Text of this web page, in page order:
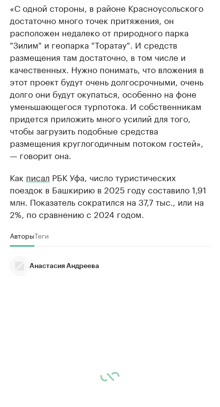
«С одной стороны, в районе Красноусольского
достаточно много точек притяжения, он
расположен недалеко от природного парка
"Зилим" и геопарка "Торатау". И средств
размещения там достаточно, в том числе и
качественных. Нужно понимать, что вложения в
этот проект будут очень долгосрочными, очень
долго они будут окупаться, особенно на фоне
уменьшающегося турпотока. И собственникам
придется приложить много усилий для того,
чтобы загрузить подобные средства
размещения круглогодичным потоком гостей»,
— говорит она.
Как писал РБК Уфа, число туристических
поездок в Башкирию в 2025 году составило 1,91
млн. Показатель сократился на 37,7 тыс., или на
2%, по сравнению с 2024 годом.
АвторыТеги
Анастасия Андреева